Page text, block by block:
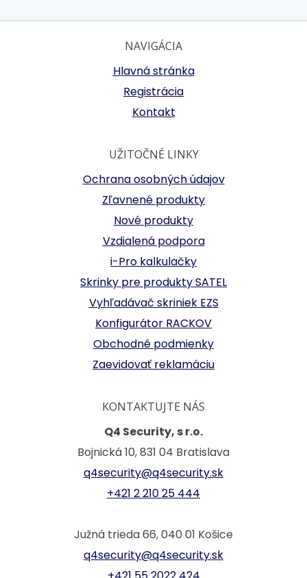
NAVIGÁCIA
Hlavná stránka
Registrácia
Kontakt
UŽITOČNÉ LINKY
Ochrana osobných údajov
Zľavnené produkty
Nové produkty
Vzdialená podpora
i-Pro kalkulačky
Skrinky pre produkty SATEL
Vyhľadávač skriniek EZS
Konfigurátor RACKOV
Obchodné podmienky
Zaevidovať reklamáciu
KONTAKTUJTE NÁS
Q4 Security, s r.o.
Bojnická 10, 831 04 Bratislava
q4security@q4security.sk
+421 2 210 25 444
Južná trieda 66, 040 01 Košice
q4security@q4security.sk